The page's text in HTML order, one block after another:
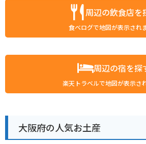
周辺の飲食店を
食べログで地図が表示されま
周辺の宿を探
楽天トラベルで地図が表示され
大阪府の人気お土産